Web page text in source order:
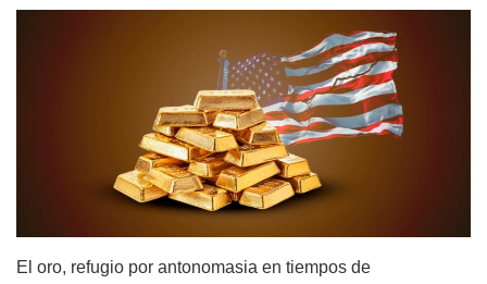
El oro, refugio por antonomasia en tiempos de